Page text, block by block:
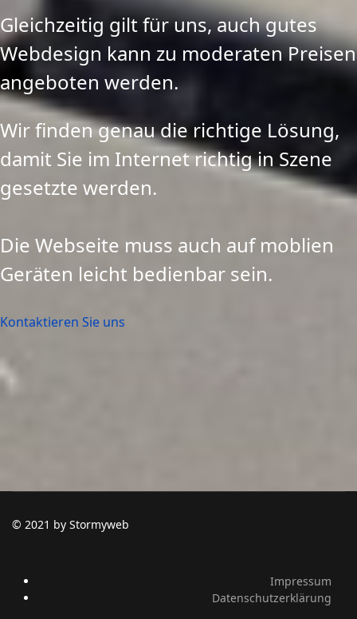
Gleichzeitig gilt für uns, auch gutes
Webdesign kann zu moderaten Preisen
angeboten werden.
Wir finden genau die richtige Lösung,
damit Sie im Internet richtig in Szene
gesetzte werden.
Die Webseite muss auch auf moblien
Geräten leicht bedienbar sein.
Kontaktieren Sie uns
© 2021 by Stormyweb
Impressum
Datenschutzerklärung